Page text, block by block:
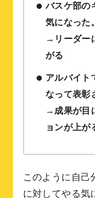
バスケ部の
気になった。
→リーダー
がる
アルバイト
なって表彰
→成果が目
ョンが上が
このように自己
に対してやる気